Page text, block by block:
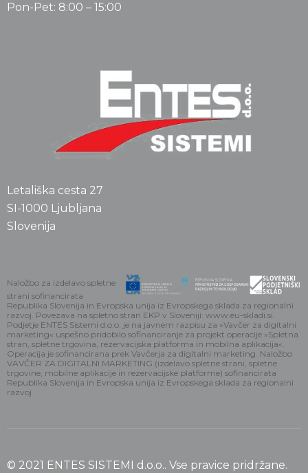
Pon-Pet: 8:00 – 15:00
Letališka cesta 27
SI-1000 Ljubljana
Slovenija
Naložbo za izdelavo spletne
strani sofinancirata
Republika Slovenija in Evropska unija iz Evropskega sklada za regionalni
razvoj. Povezava na spletno stran EKP v Sloveniji: www.eu-skladi.si.
Podjetje ENTES Sistemi d.o.o. je na javnem razpisu za »Vavčer za digitalni
marketing« uspešno pridobilo sofinanciranje za projekt operacije »Spletna
stran, spletne trgovina, rezervacijska platforma in mobilna aplikacija«.
Operacija je sofinancirana prek Vavčerja za digitalni marketing. Naložbo
VAVČER ZA DIGITALNI MARKETING (izdelavo spletne strani, spletne
trgovine, mobilne aplikacije in rezervacijske platforme) sofinancirata
Republika Slovenija in Evropska unija iz Evropskega sklada za regionalni
razvoj
© 2021 ENTES SISTEMI d.o.o.. Vse pravice pridržane.